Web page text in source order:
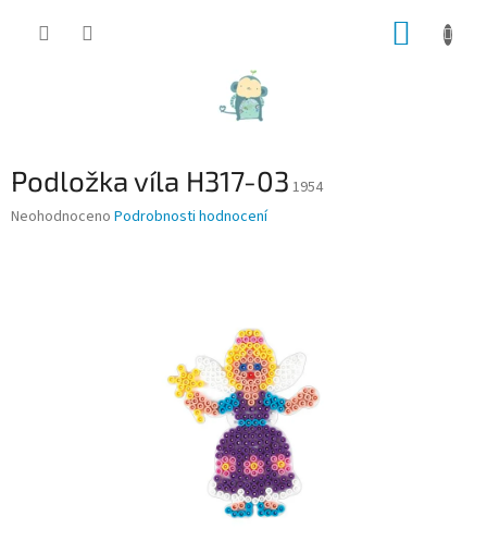
Podložka víla H317-03 1954
Průměrné
Neohodnoceno Podrobnosti hodnocení